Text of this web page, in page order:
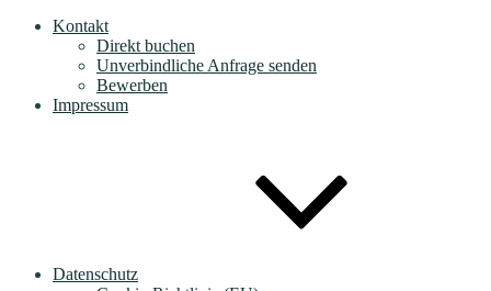
Kontakt
Direkt buchen
Unverbindliche Anfrage senden
Bewerben
Impressum
Datenschutz